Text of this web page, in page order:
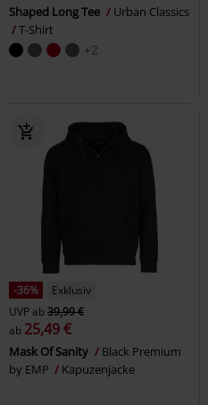
Shaped Long Tee
Urban Classics
T-Shirt
+2
-36%
Exklusiv
UVPab39,99 €
ab 25,49 €
Mask Of Sanity
Black Premium
by EMP
Kapuzenjacke